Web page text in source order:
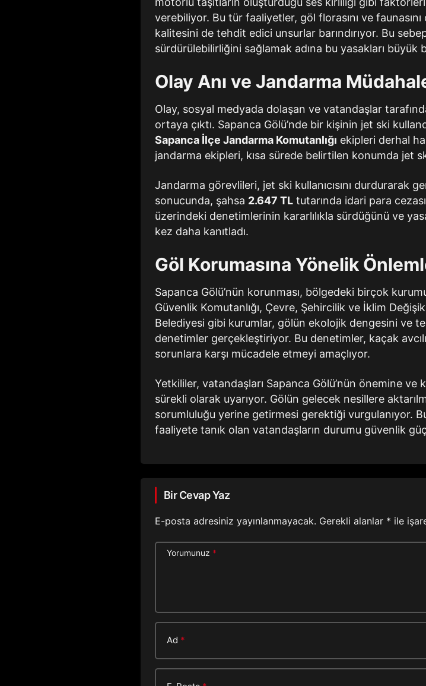
verebiliyor. Bu tür faaliyetler, göl florasını ve
kalitesini de tehdit edici unsurlar barındırıyor. Bu
sürdürülebilirliğini sağlamak adına bu yasakları büyük
Olay Anı ve Jandarma
Olay, sosyal medyada dolaşan ve vatandaşlar
ortaya çıktı. Sapanca Gölü’nde bir kişinin jet ski
Sapanca İlçe Jandarma Komutanlığı ekipleri derhal
jandarma ekipleri, kısa sürede belirtilen konumda jet
Jandarma görevlileri, jet ski kullanıcısını durdurarak
sonucunda, şahsa 2.647 TL tutarında idari para
üzerindeki denetimlerinin kararlılıkla sürdüğünü ve
kez daha kanıtladı.
Göl Korumasına Yönelik
Sapanca Gölü’nün korunması, bölgedeki birçok
Güvenlik Komutanlığı, Çevre, Şehircilik ve İklim
Belediyesi gibi kurumlar, gölün ekolojik dengesini ve
denetimler gerçekleştiriyor. Bu denetimler, kaçak
sorunlara karşı mücadele etmeyi amaçlıyor.
Yetkililer, vatandaşları Sapanca Gölü’nün önemine ve
sürekli olarak uyarıyor. Gölün gelecek nesillere
sorumluluğu yerine getirmesi gerektiği vurgulanıyor.
faaliyete tanık olan vatandaşların durumu güvenlik
Bir Cevap Yaz
E-posta adresiniz yayınlanmayacak. Gerekli alanlar * ile
Yorumunuz *
Ad *